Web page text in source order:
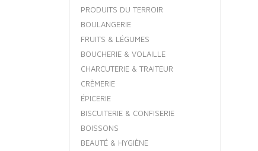
PRODUITS DU TERROIR
BOULANGERIE
FRUITS & LÉGUMES
BOUCHERIE & VOLAILLE
CHARCUTERIE & TRAITEUR
CRÈMERIE
ÉPICERIE
BISCUITERIE & CONFISERIE
BOISSONS
BEAUTÉ & HYGIÈNE